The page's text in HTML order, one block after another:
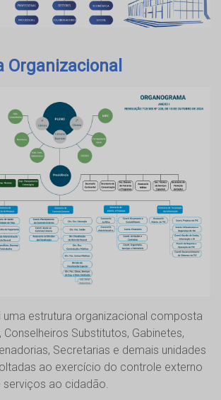
Organizacional
uma estrutura organizacional composta
Conselheiros Substitutos, Gabinetes,
Secretarias e demais unidades
ao exercício do controle externo
ao cidadão.